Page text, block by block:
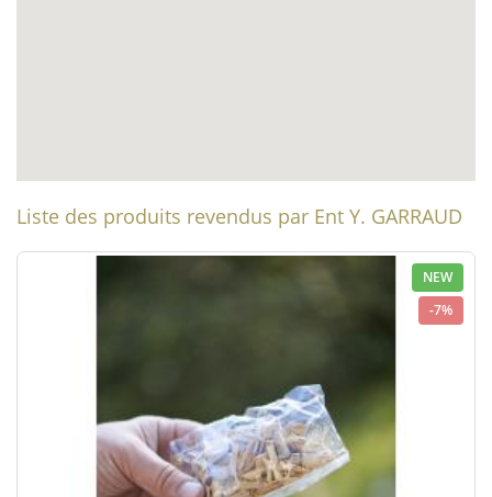
Liste des produits revendus par Ent Y. GARRAUD
NEW
-7%